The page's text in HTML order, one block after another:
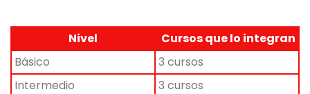
Nivel
Cursos que lo integran
Básico
3 cursos
Intermedio
3 cursos